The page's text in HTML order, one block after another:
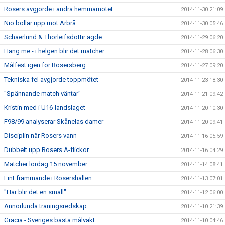
Rosers avgjorde i andra hemmamötet 2014-11-30 21:09
Nio bollar upp mot Arbrå 2014-11-30 05:46
Schaerlund & Thorleifsdottir ägde 2014-11-29 06:20
Häng me - i helgen blir det matcher 2014-11-28 06:30
Målfest igen för Rosersberg 2014-11-27 09:20
Tekniska fel avgjorde toppmötet 2014-11-23 18:30
"Spännande match väntar" 2014-11-21 09:42
Kristin med i U16-landslaget 2014-11-20 10:30
F98/99 analyserar Skånelas damer 2014-11-20 09:41
Disciplin när Rosers vann 2014-11-16 05:59
Dubbelt upp Rosers A-flickor 2014-11-16 04:29
Matcher lördag 15 november 2014-11-14 08:41
Fint främmande i Rosershallen 2014-11-13 07:01
"Här blir det en smäll" 2014-11-12 06:00
Annorlunda träningsredskap 2014-11-10 21:39
Gracia - Sveriges bästa målvakt 2014-11-10 04:46